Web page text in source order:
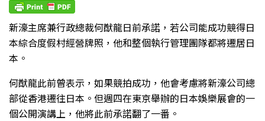
新濠主席兼行政總裁何猷龍日前承諾，若公司能成功競得日
本綜合度假村經營牌照，他和整個執行管理團隊都將遷居日
本。
何猷龍此前曾表示，如果競拍成功，他會考慮將新濠公司總
部從香港遷往日本。但週四在東京舉辦的日本娛樂展會的一
個公開演講上，他將此前承諾翻了一番。